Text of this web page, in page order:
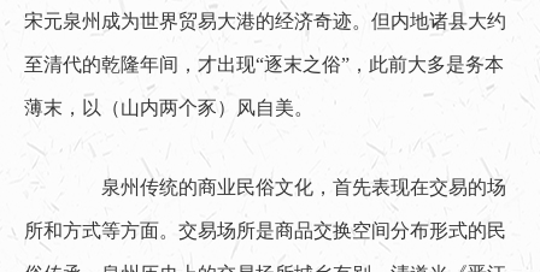
宋元泉州成为世界贸易大港的经济奇迹。但内地诸县大约
至清代的乾隆年间，才出现“逐末之俗”，此前大多是务本
薄末，以（山内两个豕）风自美。
泉州传统的商业民俗文化，首先表现在交易的场
所和方式等方面。交易场所是商品交换空间分布形式的民